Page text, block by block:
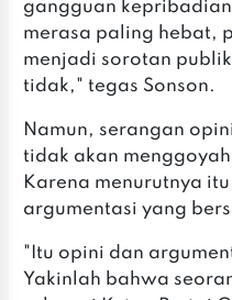
gangguan
merasa paling hebat,
menjadi sorotan
tidak," tegas Sonson.
Namun, serangan
tidak akan
Karena menurutnya
argumentasi yang
"Itu opini dan
Yakinlah bahwa